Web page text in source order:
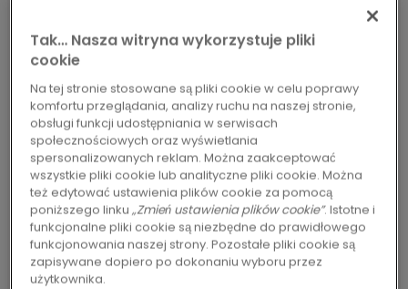
naszym asortymencie winylu i laminatu –
który należy do najszerszych
asortymentów na rynku –na pewno
znajdziesz dla siebie coś idealnego.
Odkryj nasze wszystkie podłogi
Tak… Nasza witryna wykorzystuje pliki
cookie
Na tej stronie stosowane są pliki cookie w celu poprawy
komfortu przeglądania, analizy ruchu na naszej stronie,
obsługi funkcji udostępniania w serwisach
społecznościowych oraz wyświetlania
spersonalizowanych reklam. Można zaakceptować
wszystkie pliki cookie lub analityczne pliki cookie. Można
też edytować ustawienia plików cookie za pomocą
poniższego linku„Zmień ustawienia plików cookie”. Istotne i
funkcjonalne pliki cookie są niezbędne do prawidłowego
funkcjonowania naszej strony. Pozostałe pliki cookie są
zapisywane dopiero po dokonaniu wyboru przez
użytkownika.